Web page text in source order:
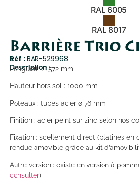
RAL 6005
RAL 8017
Barrière Trio
Réf :BAR-529968
Description :
Longueur : 1572 mm
Hauteur hors sol : 1000 mm
Poteaux : tubes acier ø 76 mm
Finition : acier peint sur zinc selon nos
Fixation : scellement direct (platines en
rendue amovible grâce au kit
Autre version : existe en version à
consulter)